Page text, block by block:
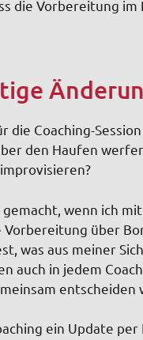
die Vorbereitung im
die Coaching-
den Haufen
wenn ich
über
was aus meiner
auch in jedem
entscheiden
ein Update per